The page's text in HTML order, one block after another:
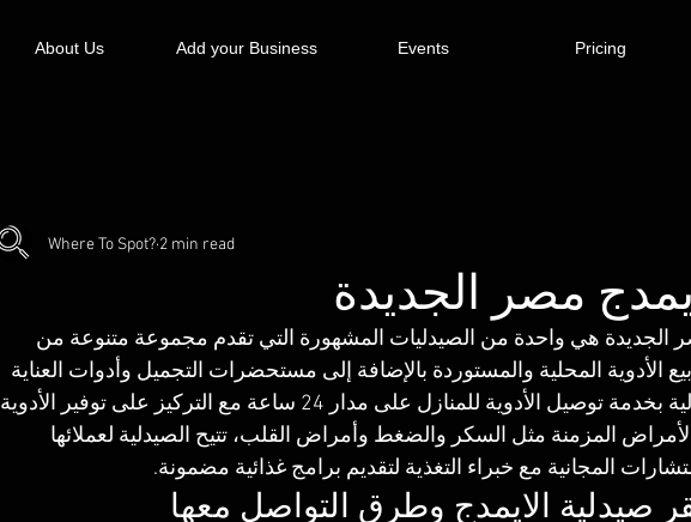
About Us Add your Business Events Pricing
مصر الجديدة
Where To Spot? 2 min read
الجديدة هي واحدة من الصيدليات المشهورة التي تقدم مجموعة متنوعة من
الأدوية المحلية والمستوردة بالإضافة إلى مستحضرات التجميل وأدوات العناية
الشخصية، تتميز الصيدلية بخدمة توصيل الأدوية للمنازل على مدار 24 ساعة مع التركيز على توفير الأدوية
المزمنة مثل السكر والضغط وأمراض القلب، تتيح الصيدلية لعملائها
المجانية مع خبراء التغذية لتقديم برامج غذائية مضمونة.
صيدلية الايمدج وطرق التواصل معها